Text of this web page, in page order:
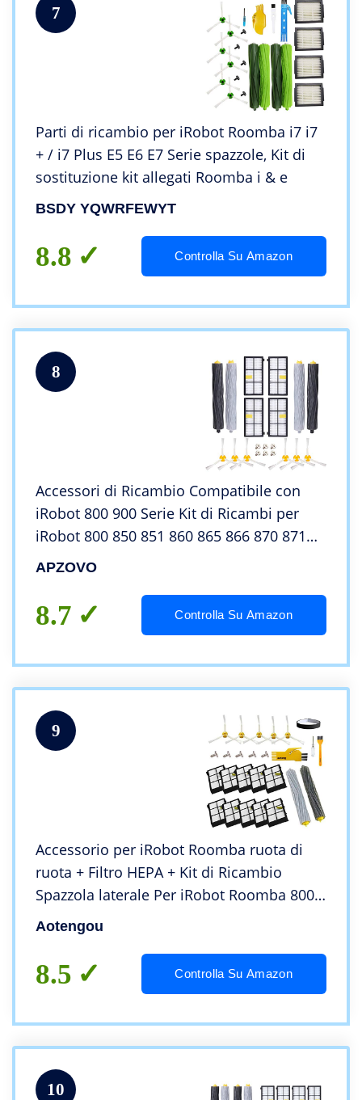
7
Parti di ricambio per iRobot Roomba i7 i7
+ / i7 Plus E5 E6 E7 Serie spazzole, Kit di
sostituzione kit allegati Roomba i & e
BSDY YQWRFEWYT
8.8 Controlla Su Amazon
8
Accessori di Ricambio Compatibile con
iRobot 800 900 Serie Kit di Ricambi per
iRobot 800 850 851 860 865 866 870 871
876 880 885 886 890 891 896 900 960 966
APZOVO
8.7 Controlla Su Amazon
9
Accessorio per iRobot Roomba ruota di
ruota + Filtro HEPA + Kit di Ricambio
Spazzola laterale Per iRobot Roomba 800
860 870 880 980 Aspirapolvere accessori
Aotengou
8.5 Controlla Su Amazon
10